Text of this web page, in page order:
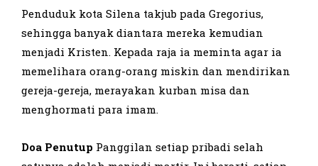
Penduduk kota Silena takjub pada Gregorius,
sehingga banyak diantara mereka kemudian
menjadi Kristen. Kepada raja ia meminta agar ia
memelihara orang-orang miskin dan mendirikan
gereja-gereja, merayakan kurban misa dan
menghormati para imam.
Doa Penutup Panggilan setiap pribadi selah